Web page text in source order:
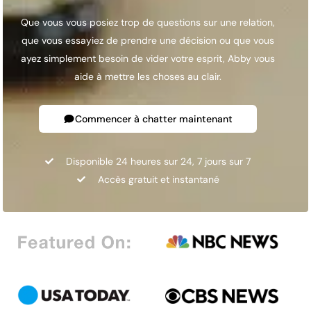
Que vous vous posiez trop de questions sur une relation,
que vous essayiez de prendre une décision ou que vous
ayez simplement besoin de vider votre esprit, Abby vous
aide à mettre les choses au clair.
Commencer à chatter maintenant
Disponible 24 heures sur 24, 7 jours sur 7
Accès gratuit et instantané